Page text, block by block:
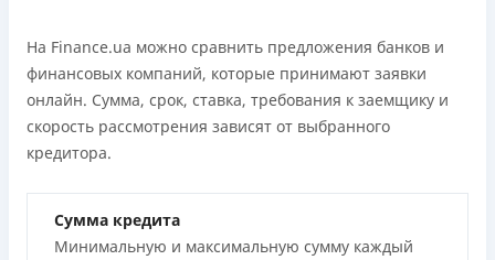
На Finance.ua можно сравнить предложения банков и
финансовых компаний, которые принимают заявки
онлайн. Сумма, срок, ставка, требования к заемщику и
скорость рассмотрения зависят от выбранного
кредитора.
Сумма кредита
Минимальную и максимальную сумму каждый